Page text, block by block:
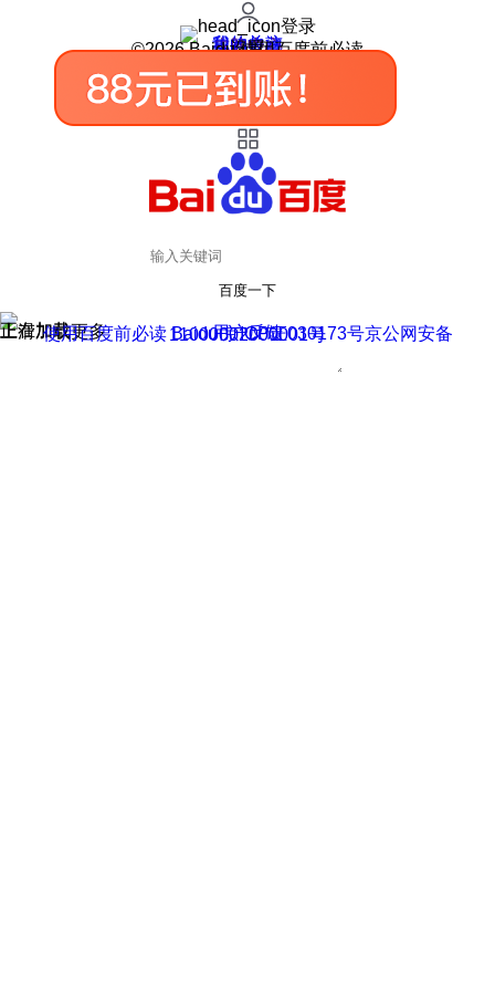
登录
我的关注
我的收藏
皮肤中心
用户反馈
设置
©2026 Baidu 使用百度前必读
百度一下
正在加载
上滑加载更多 用户反馈
使用百度前必读 Baidu 京ICP证030173号
京公网安备11000002000001号